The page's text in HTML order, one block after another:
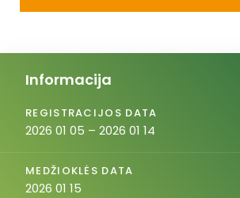
Informacija
REGISTRACIJOS DATA
2026 01 05 – 2026 01 14
MEDŽIOKLĖS DATA
2026 01 15